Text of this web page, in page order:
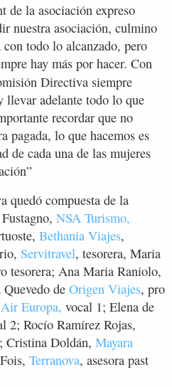
de la asociación expreso
nuestra asociación, culmino
todo lo alcanzado, pero
hay más por hacer. Con
Directiva siempre
llevar adelante todo lo que
recordar que no
pagada, lo que hacemos es
de cada una de las mujeres
quedó compuesta de la
NSA Turismo,
Bethania Viajes,
Servitravel, tesorera, Maria
tesorera; Ana Maria Raniolo,
de Origen Viajes, pro
Air Europa, vocal 1; Elena de
2; Rocío Ramírez Rojas,
Cristina Doldán, Mayara
Terranova, asesora past